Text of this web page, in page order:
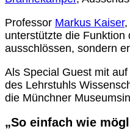
Professor Markus Kaiser,
unterstützte die
ausschlössen, sondern
Als Special Guest mit
des Lehrstuhls
die Münchner
„So einfach wie